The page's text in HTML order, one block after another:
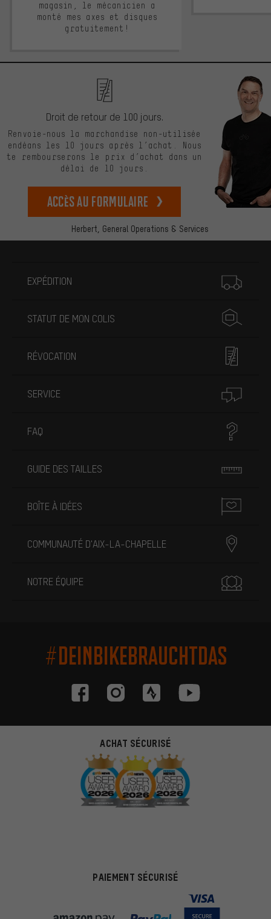
magasin, le mécanicien a
monté mes axes et disques
gratuitement!
Herbert, General Operations & Services
Droit de retour de 100 jours.
Renvoie-nous la marchandise non-utilisée
endéans les 10 jours après l’achat. Nous
te rembourserons le prix d’achat dans un
délai de 10 jours.
Accès au formulaire
EXPÉDITION
STATUT DE MON COLIS
RÉVOCATION
SERVICE
FAQ
GUIDE DES TAILLES
BOÎTE À IDÉES
COMMUNAUTÉ D'AIX-LA-CHAPELLE
NOTRE ÉQUIPE
#DEINBIKEBRAUCHTDAS
ACHAT SÉCURISÉ
PAIEMENT SÉCURISÉ